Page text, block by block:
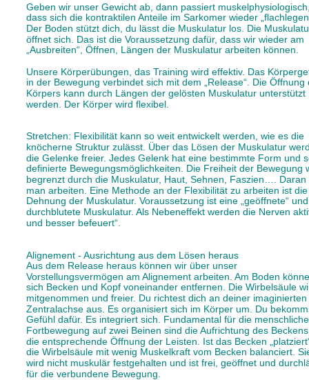
Geben wir unser Gewicht ab, dann passiert
dass sich die kontraktilen Anteile im Sarkomer wieder
Der Boden stützt dich, du lässt die Muskulatur los. Die
öffnet sich. Das ist die Voraussetzung dafür, dass wir wieder am
„Ausbreiten“, Öffnen, Längen der Muskulatur arbeiten können.
Unsere Körperübungen, das Training wird effektiv. Das
in der Bewegung verbindet sich mit dem „Release“. Die
Körpers kann durch Längen der gelösten Muskulatur unterstützt
werden. Der Körper wird flexibel.
Stretchen: Flexibilität kann so weit entwickelt werden, wie es die
knöcherne Struktur zulässt. Über das Lösen der Muskulatur
die Gelenke freier. Jedes Gelenk hat eine bestimmte Form und
definierte Bewegungsmöglichkeiten. Die Freiheit der Bewegung
begrenzt durch die Muskulatur, Haut, Sehnen, Faszien….
man arbeiten. Eine Methode an der Flexibilität zu arbeiten ist
Dehnung der Muskulatur. Voraussetzung ist eine „geöffnete“
durchblutete Muskulatur. Als Nebeneffekt werden die Nerven
und besser befeuert“.
Alignement - Ausrichtung aus dem Lösen heraus
Aus dem Release heraus können wir über unser
Vorstellungsvermögen am Alignement arbeiten. Am Boden
sich Becken und Kopf voneinander entfernen. Die Wirbelsäule
mitgenommen und freier. Du richtest dich an deiner imaginierten
Zentralachse aus. Es organisiert sich im Körper um. Du
Gefühl dafür. Es integriert sich. Fundamental für die
Fortbewegung auf zwei Beinen sind die Aufrichtung des
die entsprechende Öffnung der Leisten. Ist das Becken
die Wirbelsäule mit wenig Muskelkraft vom Becken balanciert.
wird nicht muskulär festgehalten und ist frei, geöffnet und
für die verbundene Bewegung.